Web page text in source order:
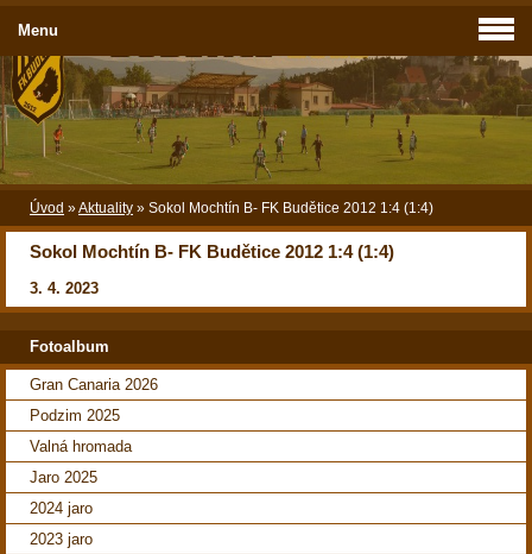
Úvod »Aktuality » Sokol Mochtín B- FK Budětice 2012 1:4 (1:4)
Sokol Mochtín B- FK Budětice 2012 1:4 (1:4)
3. 4. 2023
Menu
Fotoalbum
Gran Canaria 2026
Podzim 2025
Valná hromada
Jaro 2025
2024 jaro
2023 jaro